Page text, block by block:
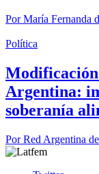
PorMaría Fernanda
Política
Argentina:
soberanía
PorRed Argentina